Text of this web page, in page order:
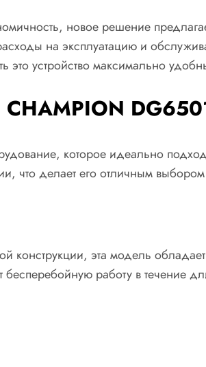
новое решение
на эксплуатацию и
это устройство максимально
которое идеально
что делает его отличным
конструкции, эта модель
работу в течение